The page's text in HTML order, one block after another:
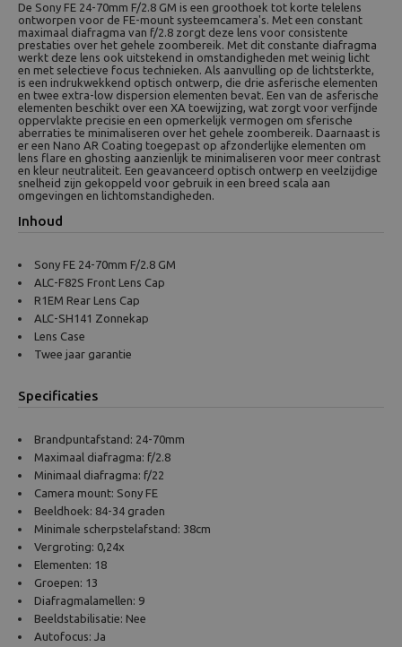
De Sony FE 24-70mm F/2.8 GM is een groothoek tot korte telelens
ontworpen voor de FE-mount systeemcamera's. Met een constant
maximaal diafragma van f/2.8 zorgt deze lens voor consistente
prestaties over het gehele zoombereik. Met dit constante diafragma
werkt deze lens ook uitstekend in omstandigheden met weinig licht
en met selectieve focus technieken. Als aanvulling op de lichtsterkte,
is een indrukwekkend optisch ontwerp, die drie asferische elementen
en twee extra-low dispersion elementen bevat. Een van de asferische
elementen beschikt over een XA toewijzing, wat zorgt voor verfijnde
oppervlakte precisie en een opmerkelijk vermogen om sferische
aberraties te minimaliseren over het gehele zoombereik. Daarnaast is
er een Nano AR Coating toegepast op afzonderlijke elementen om
lens flare en ghosting aanzienlijk te minimaliseren voor meer contrast
en kleur neutraliteit. Een geavanceerd optisch ontwerp en veelzijdige
snelheid zijn gekoppeld voor gebruik in een breed scala aan
omgevingen en lichtomstandigheden.
Inhoud
Sony FE 24-70mm F/2.8 GM
ALC-F82S Front Lens Cap
R1EM Rear Lens Cap
ALC-SH141 Zonnekap
Lens Case
Twee jaar garantie
Specificaties
Brandpuntafstand: 24-70mm
Maximaal diafragma: f/2.8
Minimaal diafragma: f/22
Camera mount: Sony FE
Beeldhoek: 84-34 graden
Minimale scherpstelafstand: 38cm
Vergroting: 0,24x
Elementen: 18
Groepen: 13
Diafragmalamellen: 9
Beeldstabilisatie: Nee
Autofocus: Ja